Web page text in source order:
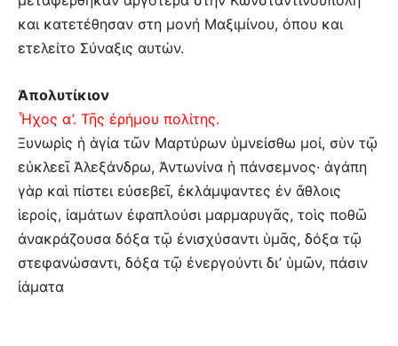
και κατετέθησαν στη μονή Μαξιμίνου, όπου και
ετελείτο Σύναξις αυτών.
Ἀπολυτίκιον
Ἦχος α’. Τῆς ἐρήμου πολίτης.
Ξυνωρὶς ἡ ἁγία τῶν Μαρτύρων ὑμνείσθω μοί, σὺν τῷ
εὐκλεεῖ Ἀλεξάνδρω, Ἀντωνίνα ἡ πάνσεμνος· ἀγάπη
γὰρ καὶ πίστει εὐσεβεῖ, ἐκλάμψαντες ἐν ἄθλοις
ἱεροίς, ἰαμάτων ἐφαπλούσι μαρμαρυγᾶς, τοὶς ποθῶ
ἀνακράζουσα δόξα τῷ ἐνισχύσαντι ὑμᾶς, δόξα τῷ
στεφανώσαντι, δόξα τῷ ἐνεργούντι δι’ ὑμῶν, πάσιν
ἰάματα